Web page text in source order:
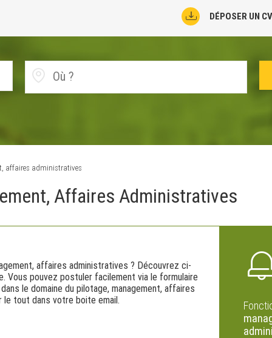
DÉPOSER UN CV
affaires administratives
Affaires Administratives
affaires administratives ? Découvrez ci-
pouvez postuler facilement via le formulaire
le domaine du pilotage, management, affaires
tout dans votre boite email.